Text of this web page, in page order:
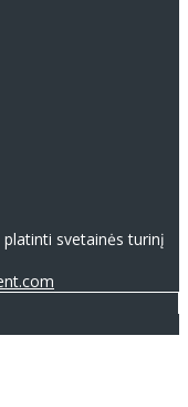
svetainės turinį